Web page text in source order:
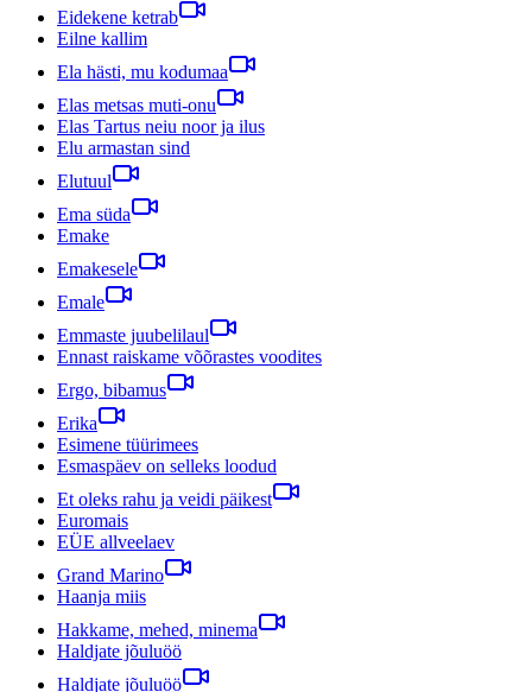
Eidekene ketrab
Eilne kallim
Ela hästi, mu kodumaa
Elas metsas muti-onu
Elas Tartus neiu noor ja ilus
Elu armastan sind
Elutuul
Ema süda
Emake
Emakesele
Emale
Emmaste juubelilaul
Ennast raiskame võõrastes voodites
Ergo, bibamus
Erika
Esimene tüürimees
Esmaspäev on selleks loodud
Et oleks rahu ja veidi päikest
Euromais
EÜE allveelaev
Grand Marino
Haanja miis
Hakkame, mehed, minema
Haldjate jõuluöö
Haldjate jõuluöö